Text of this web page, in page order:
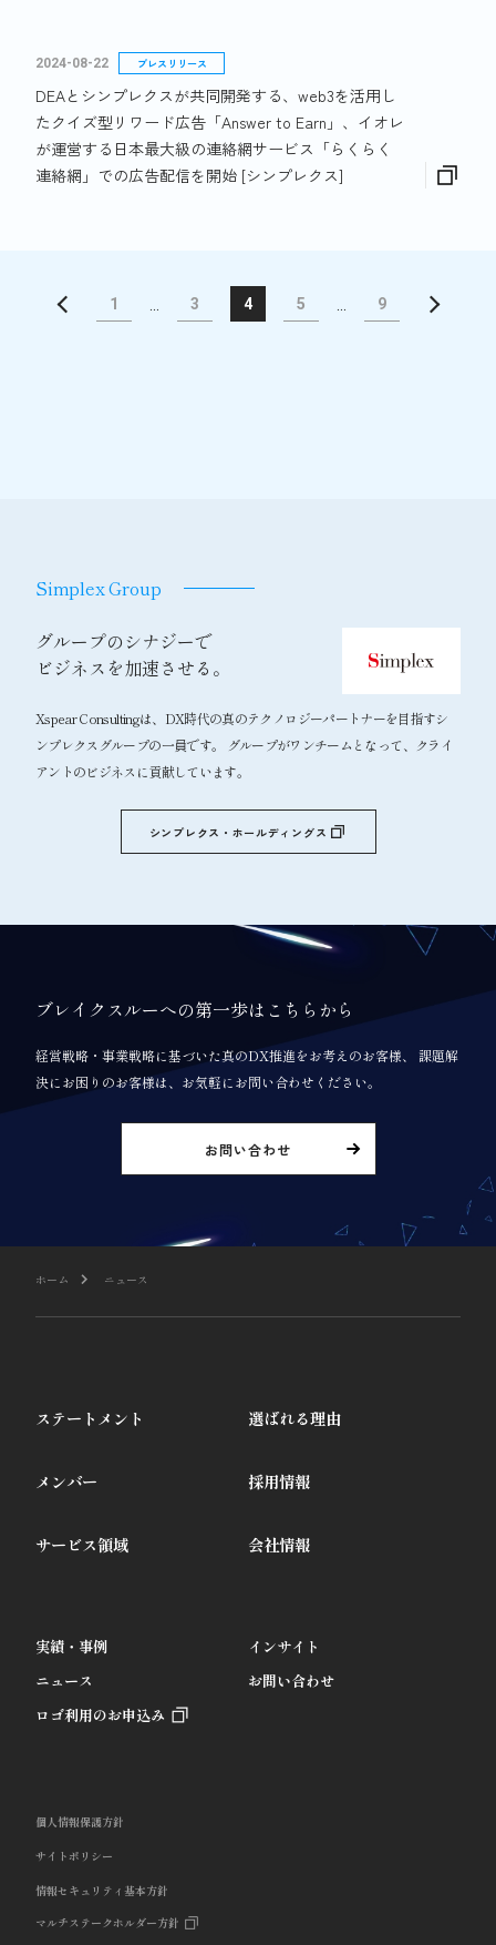
2024-08-22 プレスリリース
DEAとシンプレクスが共同開発する、web3を活用し
たクイズ型リワード広告「Answer to Earn」、イオレ
が運営する日本最大級の連絡網サービス「らくらく
連絡網」での広告配信を開始 [シンプレクス]
1 3 4 5 9
Simplex Group
グループのシナジーで
ビジネスを加速させる。
Xspear Consultingは、DX時代の真のテクノロジーパートナーを目指すシ
ンプレクスグループの一員です。 グループがワンチームとなって、クライ
アントのビジネスに貢献しています。
シンプレクス・ホールディングス
ブレイクスルーへの第一歩はこちらから
経営戦略・事業戦略に基づいた真のDX推進をお考えのお客様、 課題解
決にお困りのお客様は、お気軽にお問い合わせください。
お問い合わせ
ホーム ニュース
ステートメント 選ばれる理由
メンバー 採用情報
サービス領域 会社情報
実績・事例
インサイト
ニュース
お問い合わせ
ロゴ利用のお申込み
個人情報保護方針
サイトポリシー
情報セキュリティ基本方針
マルチステークホルダー方針